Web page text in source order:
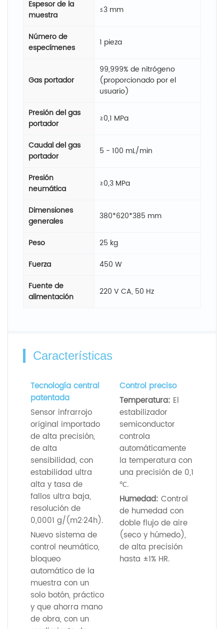
Espesor de la
muestra
≤3 mm
Número de
especímenes
1 pieza
Gas portador
99,999% de nitrógeno
(proporcionado por el
usuario)
Presión del gas
portador
≥0,1 MPa
Caudal del gas
portador
5 - 100 mL/min
Presión
neumática
≥0,3 MPa
Dimensiones
generales
380*620*385 mm
Peso
25 kg
Fuerza
450 W
Fuente de
alimentación
220 V CA, 50 Hz
Características
Tecnología central
patentada
Sensor infrarrojo
original importado
de alta precisión,
de alta
sensibilidad, con
estabilidad ultra
alta y tasa de
fallos ultra baja,
resolución de
0,0001 g/(m2·24h).
Nuevo sistema de
control neumático,
bloqueo
automático de la
muestra con un
solo botón, práctico
y que ahorra mano
de obra, con un
Control preciso
Temperatura: El
estabilizador
semiconductor
controla
automáticamente
la temperatura con
una precisión de 0,1
℃.
Humedad: Control
de humedad con
doble flujo de aire
(seco y húmedo),
de alta precisión
hasta ±1% HR.